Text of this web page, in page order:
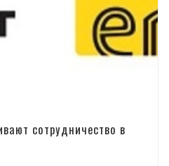
сотрудничество в